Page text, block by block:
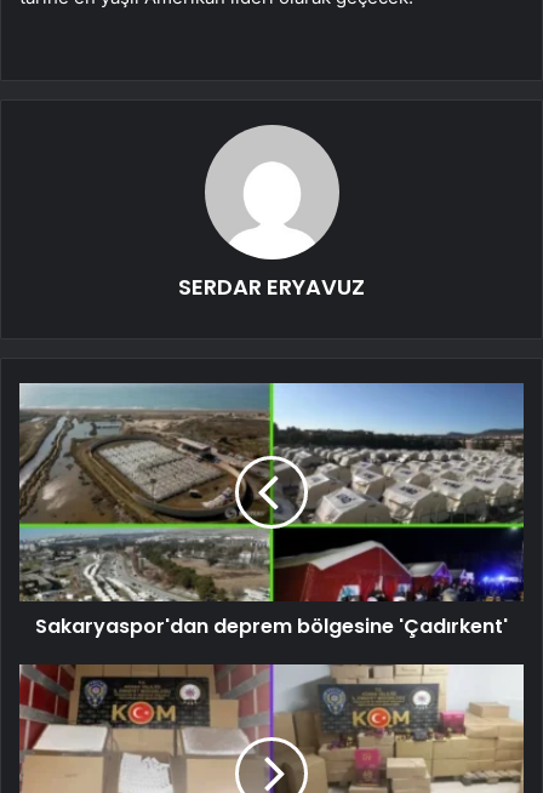
SERDAR ERYAVUZ
Sakaryaspor'dan deprem bölgesine 'Çadırkent'